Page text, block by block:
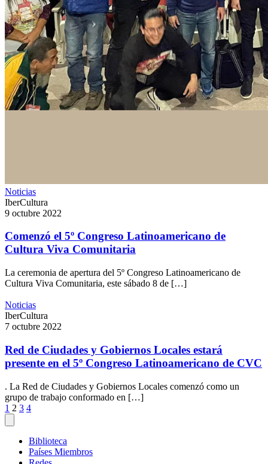
Noticias
IberCultura
9 octubre 2022
Comenzó el 5º Congreso Latinoamericano de
Cultura Viva Comunitaria
La ceremonia de apertura del 5º Congreso Latinoamericano de
Cultura Viva Comunitaria, este sábado 8 de […]
Noticias
IberCultura
7 octubre 2022
Red de Ciudades y Gobiernos Locales estará
presente en el 5º Congreso Latinoamericano de CVC
. La Red de Ciudades y Gobiernos Locales comenzó como un
grupo de trabajo conformado en […]
Paginación
de
entradas
1 2 3 4
Biblioteca
Países Miembros